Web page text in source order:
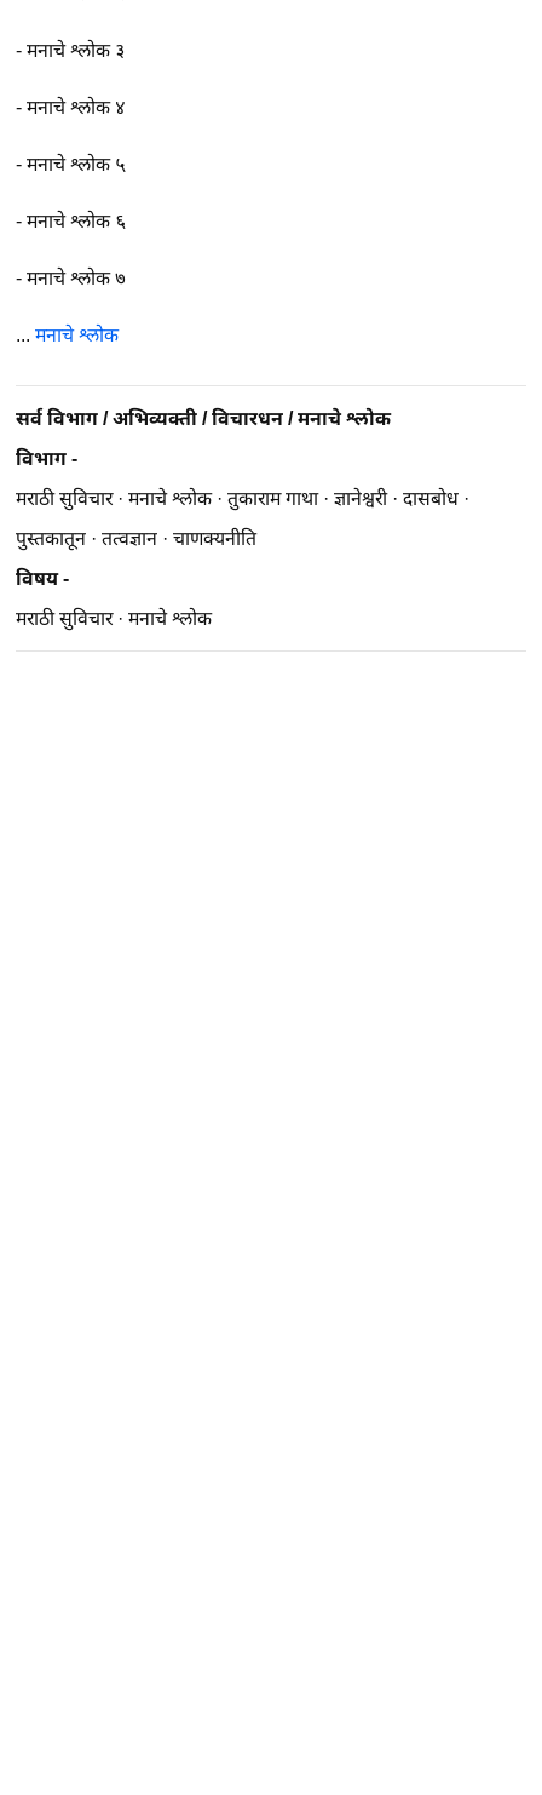
-मनाचे श्लोक ३
-मनाचे श्लोक ४
-मनाचे श्लोक ५
-मनाचे श्लोक ६
-मनाचे श्लोक ७
...मनाचे श्लोक
सर्व विभाग /अभिव्यक्ती /विचारधन /मनाचे श्लोक
विभाग -
मराठी सुविचार·मनाचे श्लोक·तुकाराम गाथा·ज्ञानेश्वरी·दासबोध ·
पुस्तकातून ·तत्वज्ञान ·चाणक्यनीति
विषय -
मराठी सुविचार·मनाचे श्लोक